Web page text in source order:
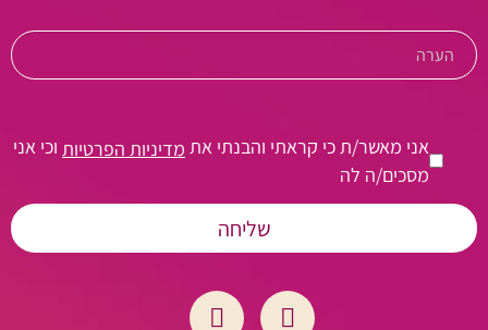
אני מאשר/ת כי קראתי והבנתי את מדיניות הפרטיות וכי אני
מסכים/ה לה